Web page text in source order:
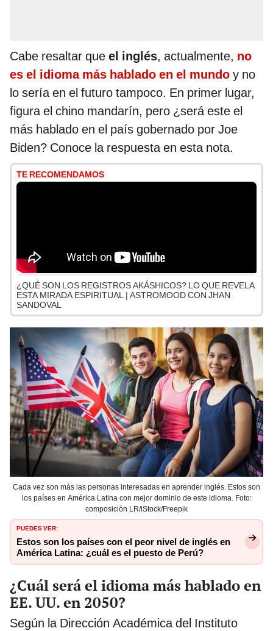
Cabe resaltar que el inglés, actualmente, no
es el idioma más hablado en el mundo y no
lo sería en el futuro tampoco. En primer lugar,
figura el chino mandarín, pero ¿será este el
más hablado en el país gobernado por Joe
Biden? Conoce la respuesta en esta nota.
TE RECOMENDAMOS
¿QUÉ SON LOS REGISTROS AKÁSHICOS? LO QUE REVELA
ESTA MIRADA ESPIRITUAL | ASTROMOOD CON JHAN
SANDOVAL
Cada vez son más las personas interesadas en aprender inglés. Estos son
los países en América Latina con mejor dominio de este idioma. Foto:
composición LR/iStock/Freepik
PUEDES VER:
Estos son los países con el peor nivel de inglés en
América Latina: ¿cuál es el puesto de Perú?
¿Cuál será el idioma más hablado en
EE. UU. en 2050?
Según la Dirección Académica del Instituto